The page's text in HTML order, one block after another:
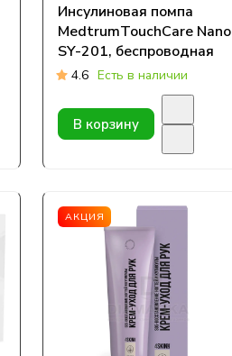
Инсулиновая помпа
MedtrumTouchCare Nano
SY-201, беспроводная
4.6 Есть в наличии
В корзину
АКЦИЯ